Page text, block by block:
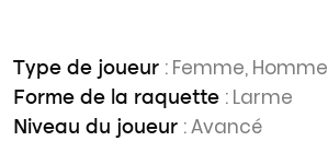
Type de joueur : Femme, Homme
Forme de la raquette : Larme
Niveau du joueur : Avancé